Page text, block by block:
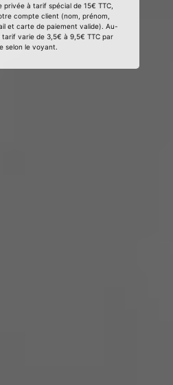
à tarif spécial de 15€ TTC,
compte client (nom, prénom,
et carte de paiement valide). Au-
tarif varie de 3,5€ à 9,5€ TTC par
selon le voyant.